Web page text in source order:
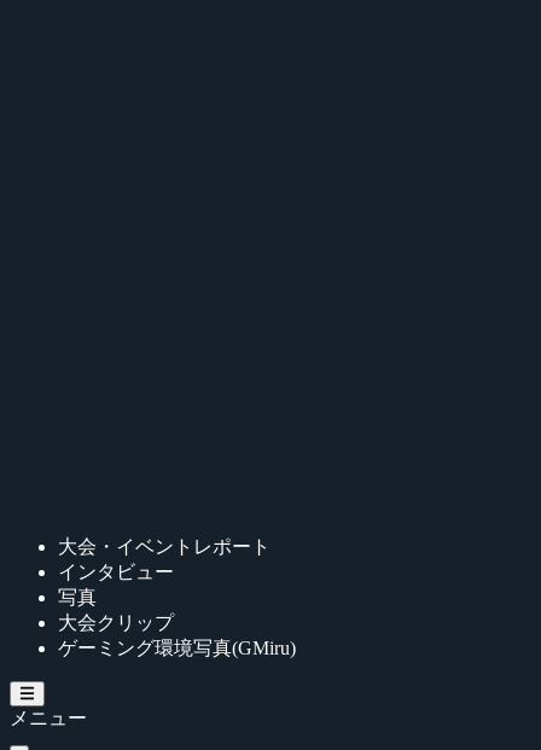
大会・イベントレポート
インタビュー
写真
大会クリップ
ゲーミング環境写真(GMiru)
メニュー